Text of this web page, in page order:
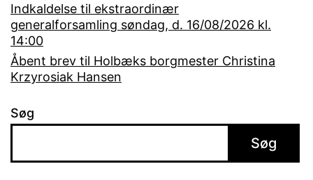
Indkaldelse til ekstraordinær
generalforsamling søndag, d. 16/08/2026 kl.
14:00
Åbent brev til Holbæks borgmester Christina
Krzyrosiak Hansen
Søg
Søg